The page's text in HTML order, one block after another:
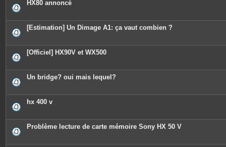
HX80 annoncé
[Estimation] Un Dimage A1: ça vaut combien ?
[Officiel] HX90V et WX500
Un bridge? oui mais lequel?
hx 400 v
Problème lecture de carte mémoire Sony HX 50 V